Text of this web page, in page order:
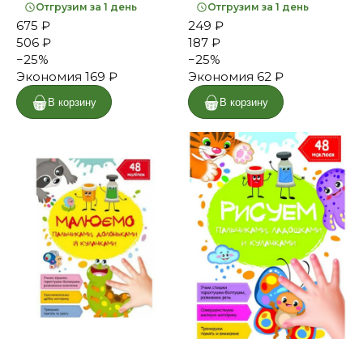
Отгрузим за 1 день
675 ₽
506 ₽
−25%
Экономия 169 ₽
В корзину
Отгрузим за 1 день
249 ₽
187 ₽
−25%
Экономия 62 ₽
В корзину